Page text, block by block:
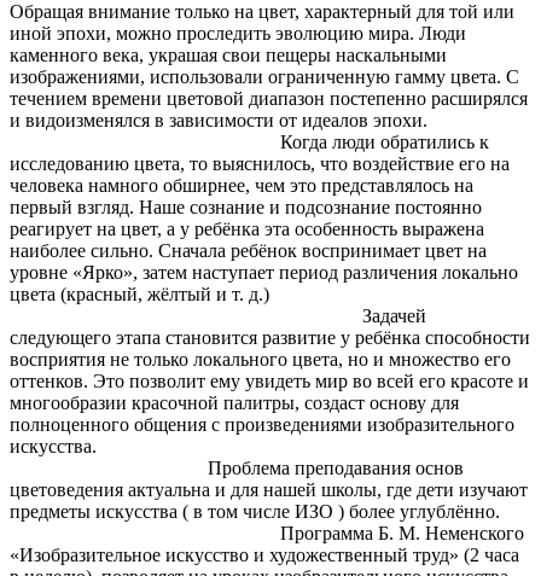
Обращая внимание только на цвет, характерный для той или
иной эпохи, можно проследить эволюцию мира. Люди
каменного века, украшая свои пещеры наскальными
изображениями, использовали ограниченную гамму цвета. С
течением времени цветовой диапазон постепенно расширялся
и видоизменялся в зависимости от идеалов эпохи.
Когда люди обратились к
исследованию цвета, то выяснилось, что воздействие его на
человека намного обширнее, чем это представлялось на
первый взгляд. Наше сознание и подсознание постоянно
реагирует на цвет, а у ребёнка эта особенность выражена
наиболее сильно. Сначала ребёнок воспринимает цвет на
уровне «Ярко», затем наступает период различения локально
цвета (красный, жёлтый и т. д.)
Задачей
следующего этапа становится развитие у ребёнка способности
восприятия не только локального цвета, но и множество его
оттенков. Это позволит ему увидеть мир во всей его красоте и
многообразии красочной палитры, создаст основу для
полноценного общения с произведениями изобразительного
искусства.
Проблема преподавания основ
цветоведения актуальна и для нашей школы, где дети изучают
предметы искусства ( в том числе ИЗО ) более углублённо.
Программа Б. М. Неменского
«Изобразительное искусство и художественный труд» (2 часа